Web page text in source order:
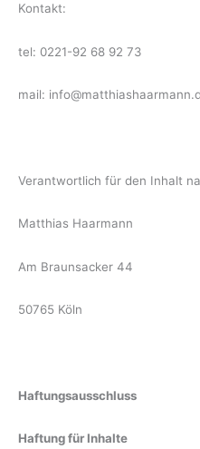
Kontakt:
tel: 0221-92 68 92 73
mail:
Verantwortlich für den Inhalt
Matthias Haarmann
Am Braunsacker 44
50765 Köln
Haftungsausschluss
Haftung für Inhalte